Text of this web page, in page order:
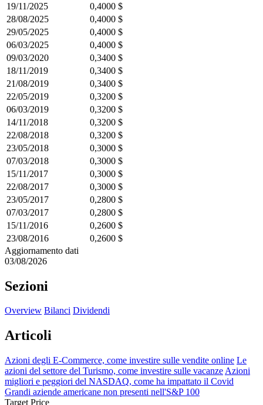
19/11/2025
0,4000 $
28/08/2025
0,4000 $
29/05/2025
0,4000 $
06/03/2025
0,4000 $
09/03/2020
0,3400 $
18/11/2019
0,3400 $
21/08/2019
0,3400 $
22/05/2019
0,3200 $
06/03/2019
0,3200 $
14/11/2018
0,3200 $
22/08/2018
0,3200 $
23/05/2018
0,3000 $
07/03/2018
0,3000 $
15/11/2017
0,3000 $
22/08/2017
0,3000 $
23/05/2017
0,2800 $
07/03/2017
0,2800 $
15/11/2016
0,2600 $
23/08/2016
0,2600 $
Aggiornamento dati
03/08/2026
Sezioni
Overview Bilanci Dividendi
Articoli
Azioni degli E-Commerce, come investire sulle vendite online Le
azioni del settore del Turismo, come investire sulle vacanze Azioni
migliori e peggiori del NASDAQ, come ha impattato il Covid
Grandi aziende americane non presenti nell'S&P 100
Target Price